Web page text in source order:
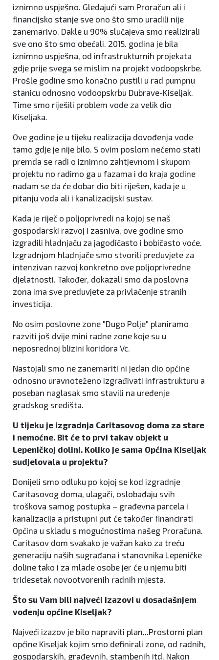
iznimno uspješno. Gledajući sam Proračun ali i
financijsko stanje sve ono što smo uradili nije
zanemarivo. Dakle u 90% slučajeva smo realizirali
sve ono što smo obećali. 2015. godina je bila
iznimno uspješna, od infrastrukturnih projekata
gdje prije svega se mislim na projekt vodoopskrbe.
Prošle godine smo konačno pustili u rad pumpnu
stanicu odnosno vodoopskrbu Dubrave-Kiseljak.
Time smo riješili problem vode za velik dio
Kiseljaka.
Ove godine je u tijeku realizacija dovođenja vode
tamo gdje je nije bilo. S ovim poslom nećemo stati
premda se radi o iznimno zahtjevnom i skupom
projektu no radimo ga u fazama i do kraja godine
nadam se da će dobar dio biti riješen, kada je u
pitanju voda ali i kanalizacijski sustav.
Kada je riječ o poljoprivredi na kojoj se naš
gospodarski razvoj i zasniva, ove godine smo
izgradili hladnjaču za jagodičasto i bobičasto voće.
Izgradnjom hladnjače smo stvorili preduvjete za
intenzivan razvoj konkretno ove poljoprivredne
djelatnosti. Također, dokazali smo da poslovna
zona ima sve preduvjete za privlačenje stranih
investicija.
No osim poslovne zone "Dugo Polje" planiramo
razviti još dvije mini radne zone koje su u
neposrednoj blizini koridora Vc.
Nastojali smo ne zanemariti ni jedan dio općine
odnosno uravnoteženo izgrađivati infrastrukturu a
poseban naglasak smo stavili na uređenje
gradskog središta.
U tijeku je izgradnja Caritasovog doma za stare
i nemoćne. Bit će to prvi takav objekt u
Lepeničkoj dolini. Koliko je sama Općina Kiseljak
sudjelovala u projektu?
Donijeli smo odluku po kojoj se kod izgradnje
Caritasovog doma, ulagači, oslobađaju svih
troškova samog postupka – građevna parcela i
kanalizacija a pristupni put će također financirati
Općina u skladu s mogućnostima našeg Proračuna.
Caritasov dom svakako je važan kako za treću
generaciju naših sugrađana i stanovnika Lepeničke
doline tako i za mlade osobe jer će u njemu biti
tridesetak novootvorenih radnih mjesta.
Što su Vam bili najveći izazovi u dosadašnjem
vođenju općine Kiseljak?
Najveći izazov je bilo napraviti plan...Prostorni plan
općine Kiseljak kojim smo definirali zone, od radnih,
gospodarskih, građevnih, stambenih itd. Nakon